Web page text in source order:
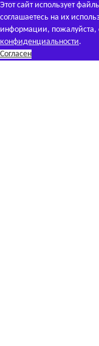
Этот сайт использует
соглашаетесь на их
информации, пожалуйста,
конфиденциальности.
Согласен